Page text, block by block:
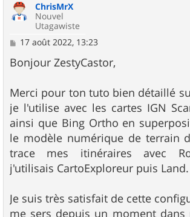
ChrisMrX
Nouvel
Utagawiste
M
s
s
g
e
17 août 2022, 13:23
Bonjour ZestyCastor,
Merci pour ton tuto bien détaillé
je l'utilise avec les cartes IGN
ainsi que Bing Ortho en
le modèle numérique de terrain
trace mes itinéraires avec
j'utilisais CartoExploreur puis Land.
Je suis très satisfait de cette
me sers depuis un moment dans